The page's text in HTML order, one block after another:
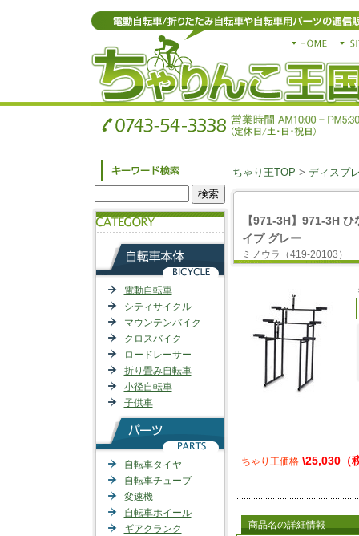
電動自転車
シティサイクル
マウンテンバイク
クロスバイク
ロードレーサー
折り畳み自転車
小径自転車
子供車
自転車タイヤ
自転車チューブ
変速機
自転車ホイール
ギアクランク
ちゃり王TOP > ディスプ
【971-3H】971-3H
イプ グレー
ミノウラ（419-20103）
ちゃり王価格 \25,030（
商品名の詳細情報